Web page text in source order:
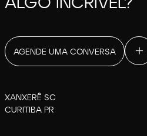
AGENDE UMA CONVERSA
XANXERÊ SC
CURITIBA PR